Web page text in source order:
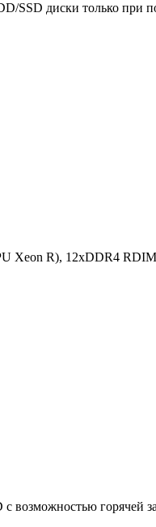
SSD диски только при
Xeon R), 12xDDR4
возможностью горячей